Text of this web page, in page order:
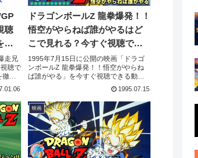
聴
紹
走兄
聴で
底
、ス
、実
とめ
ドラゴンボールZ 龍拳爆発！！
悟空がやらねば誰がやるはど
こで見れる？今すぐ視聴でき
る動画配信サービスを紹介！
1995年7月15日に公開の映画「ドラゴ
ンボールZ 龍拳爆発！！悟空がやらね
ば誰がやる」を今すぐ視聴できる動画
配信サービス（VOD）を徹底紹介。あ
らすじやキャスト・声優、スタッフ、
主題歌の情報はもちろん、実際に見た
人の感想やレビューもまとめていま
す。
1995.07.15
映画